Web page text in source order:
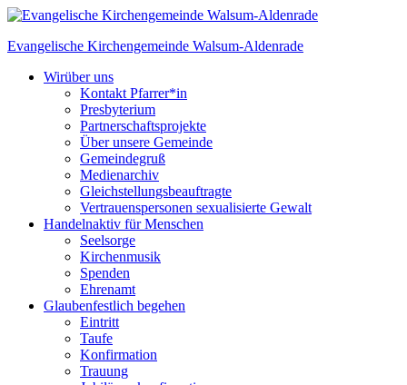
Skip
content
Evangelische Kirchengemeinde Walsum-Aldenrade
Wirüber uns
Kontakt Pfarrer*in
Presbyterium
Partnerschaftsprojekte
Über unsere Gemeinde
Gemeindegruß
Medienarchiv
Gleichstellungs­beauftragte
Vertrauenspersonen sexualisierte Gewalt
Handelnaktiv für Menschen
Seelsorge
Kirchenmusik
Spenden
Ehrenamt
Glaubenfestlich begehen
Eintritt
Taufe
Konfirmation
Trauung